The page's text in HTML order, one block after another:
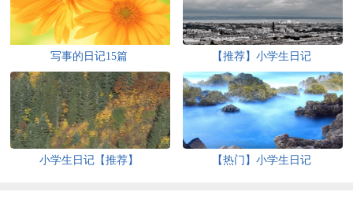
写事的日记15篇 【推荐】小学生日记
小学生日记【推荐】 【热门】小学生日记